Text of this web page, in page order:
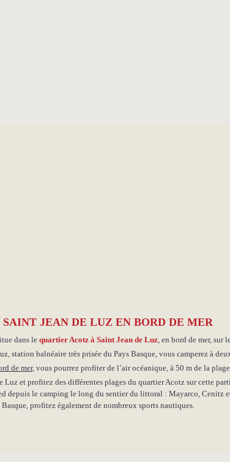
JEAN DE LUZ EN BORD DE MER
dans le quartier Acotz à Saint Jean de Luz , en bord de mer, sur
station balnéaire très prisée du Pays Basque, vous camperez à deux
de mer, vous pourrez profiter de l’air océanique, à 50 m de la
Luz et profitez des différentes plages du quartier Acotz sur cette
depuis le camping le long du sentier du littoral : Mayarco, Cenitz
profitez également de nombreux sports nautiques.